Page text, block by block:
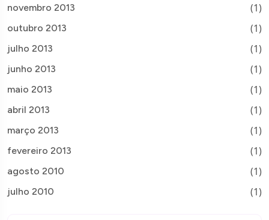
novembro 2013 (1)
outubro 2013 (1)
julho 2013 (1)
junho 2013 (1)
maio 2013 (1)
abril 2013 (1)
março 2013 (1)
fevereiro 2013 (1)
agosto 2010 (1)
julho 2010 (1)